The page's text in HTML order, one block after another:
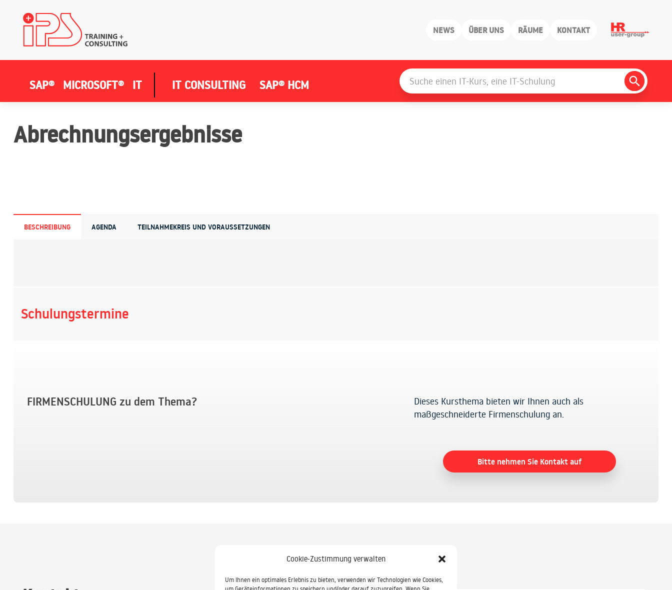
Cookie-Zustimmung verwalten
Um Ihnen ein optimales Erlebnis zu bieten, verwenden wir Technologien wie Cookies,
NEWS ÜBER UNS RÄUME KONTAKT
SAP® MICROSOFT® IT IT CONSULTING SAP® HCM
Search
Search
Button
Abrechnungsergebnisse
BESCHREIBUNG AGENDA TEILNAHMEKREIS UND VORAUSSETZUNGEN
Schulungstermine
FIRMENSCHULUNG zu dem Thema?
Dieses Kursthema bieten wir Ihnen auch als
maßgeschneiderte Firmenschulung an.
Bitte nehmen Sie Kontakt auf